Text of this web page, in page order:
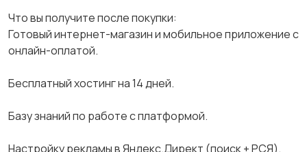
Что вы получите после покупки:
Готовый интернет-магазин и мобильное приложение с
онлайн-оплатой.
Бесплатный хостинг на 14 дней.
Базу знаний по работе с платформой.
Настройку рекламы в Яндекс.Директ (поиск + РСЯ).